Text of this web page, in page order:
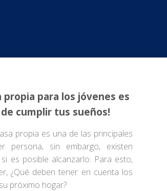
para los jóvenes es
cumplir tus sueños!
propia es una de las principales
persona, sin embargo, existen
es posible alcanzarlo. Para esto,
¿Qué deben tener en cuenta los
próximo hogar?